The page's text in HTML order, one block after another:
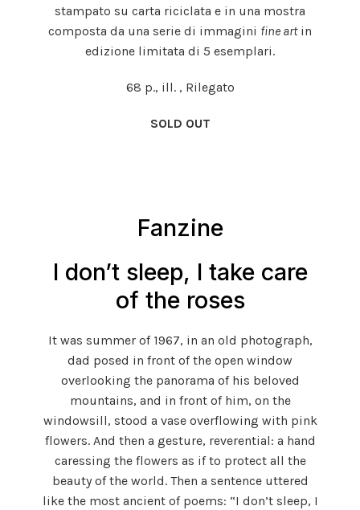
stampato su carta riciclata e in una mostra
composta da una serie di immagini fine artin
edizione limitata di 5 esemplari.
68 p., ill. , Rilegato
SOLD OUT
Fanzine
I don’t sleep, I take care
of the roses
It was summer of 1967, in an old photograph,
dad posed in front of the open window
overlooking the panorama of his beloved
mountains, and in front of him, on the
windowsill, stood a vase overflowing with pink
flowers. And then a gesture, reverential: a hand
caressing the flowers as if to protect all the
beauty of the world. Then a sentence uttered
like the most ancient of poems: “I don’t sleep, I